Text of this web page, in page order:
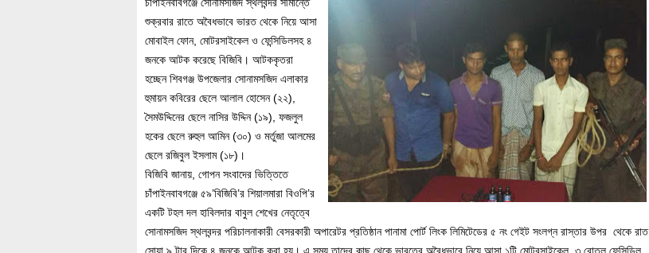
শুক্রবার রাতে অবৈধভাবে ভারত থেকে নিয়ে আসা
মোবাইল ফোন, মোটরসাইকেল ও ফেন্সিডিলসহ ৪
জনকে আটক করেছে বিজিবি। আটককৃতরা
হচ্ছেন শিবগঞ্জ উপজেলার সোনামসজিদ এলাকার
হুমায়ন কবিরের ছেলে আলাল হোসেন (২২),
সৈমউদ্দিনের ছেলে নাসির উদ্দিন (১৯), ফজলুল
হকের ছেলে রুহুল আমিন (৩০) ও মর্তুজা আলমের
ছেলে রজিবুল ইসলাম (১৮)।
বিজিবি জানায়, গোপন সংবাদের ভিত্তিতে
চাঁপাইনবাবগঞ্জে ৫৯’বিজিবি’র শিয়ালমারা বিওপি’র
একটি টহল দল হাবিলদার বাবুল শেখের নেতৃত্বে
সোনামসজিদ স্থলবন্দর পরিচালনাকারী বেসরকারী অপারেটর প্রতিষ্ঠান পানামা পোর্ট লিংক লিমিটেডের ৫ নং গেইট সংলগ্ন রাস্তার উপর থেকে রাত